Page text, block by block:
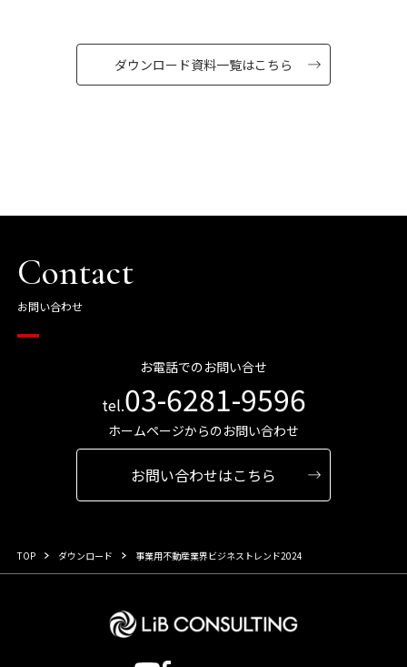
ダウンロード資料一覧はこちら
Contact
お問い合わせ
お電話でのお問い合せ
tel.03-6281-9596
ホームページからのお問い合わせ
お問い合わせはこちら
TOP ダウンロード 事業用不動産業界ビジネストレンド2024